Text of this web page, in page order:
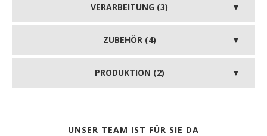
VERARBEITUNG (3)
ZUBEHÖR (4)
PRODUKTION (2)
UNSER TEAM IST FÜR SIE DA